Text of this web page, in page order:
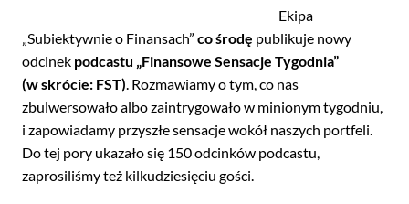
Ekipa
„Subiektywnie o Finansach” co środę publikuje nowy
odcinek podcastu „Finansowe Sensacje Tygodnia”
(w skrócie: FST) . Rozmawiamy o tym, co nas
zbulwersowało albo zaintrygowało w minionym tygodniu,
i zapowiadamy przyszłe sensacje wokół naszych portfeli.
Do tej pory ukazało się 150 odcinków podcastu,
zaprosiliśmy też kilkudziesięciu gości.